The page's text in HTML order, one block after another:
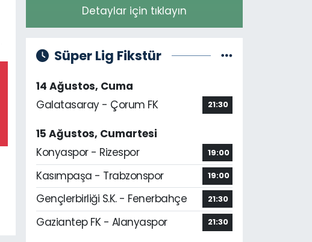
Detaylar için tıklayın
Süper Lig Fikstür
14 Ağustos, Cuma
Galatasaray - Çorum FK
21:30
15 Ağustos, Cumartesi
Konyaspor - Rizespor
19:00
Kasımpaşa - Trabzonspor 19:00
Gençlerbirliği S.K. - Fenerbahçe 21:30
Gaziantep FK - Alanyaspor 21:30